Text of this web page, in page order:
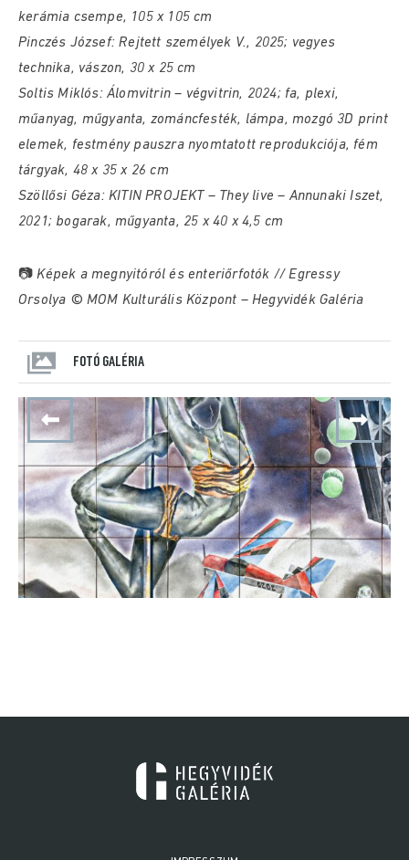
kerámia csempe, 105 x 105 cm
Pinczés József: Rejtett személyek V., 2025; vegyes
technika, vászon, 30 x 25 cm
Soltis Miklós: Álomvitrin – végvitrin, 2024; fa, plexi,
műanyag, műgyanta, zománcfesték, lámpa, mozgó 3D print
elemek, festmény pauszra nyomtatott reprodukciója, fém
tárgyak, 48 x 35 x 26 cm
Szöllősi Géza: KITIN PROJEKT – They live – Annunaki Iszet,
2021; bogarak, műgyanta, 25 x 40 x 4,5 cm
📷 Képek a megnyitóról és enteriőrfotók // Egressy
Orsolya © MOM Kulturális Központ – Hegyvidék Galéria
FOTÓ GALÉRIA